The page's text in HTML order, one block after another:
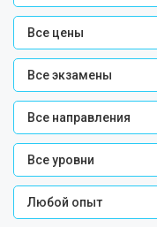
Все цены
Все экзамены
Все направления
Все уровни
Любой опыт